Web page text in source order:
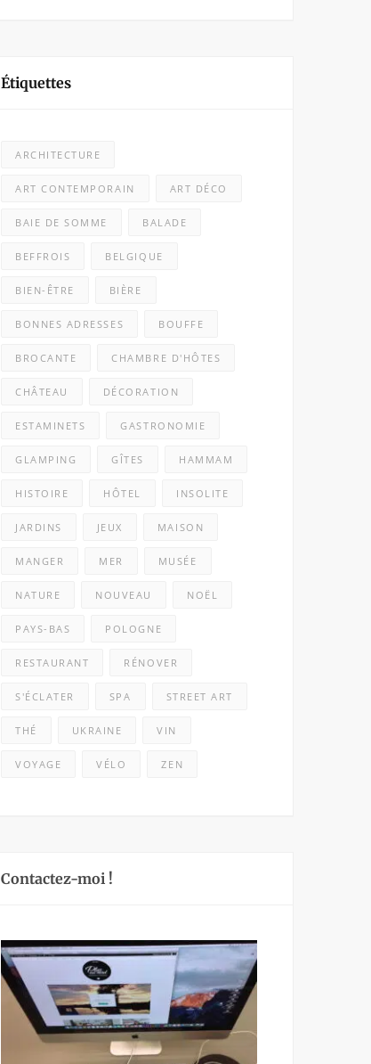
Étiquettes
ARCHITECTURE
ART CONTEMPORAIN ART DÉCO
BAIE DE SOMME BALADE
BEFFROIS BELGIQUE
BIEN-ÊTRE BIÈRE
BONNES ADRESSES BOUFFE
BROCANTE CHAMBRE D'HÔTES
CHÂTEAU DÉCORATION
ESTAMINETS GASTRONOMIE
GLAMPING GÎTES HAMMAM
HISTOIRE HÔTEL INSOLITE
JARDINS JEUX MAISON
MANGER MER MUSÉE
NATURE NOUVEAU NOËL
PAYS-BAS POLOGNE
RESTAURANT RÉNOVER
S'ÉCLATER SPA STREET ART
THÉ UKRAINE VIN
VOYAGE VÉLO ZEN
Contactez-moi !